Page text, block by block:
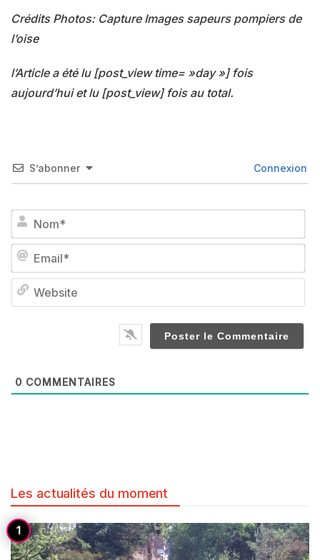
Crédits Photos: Capture Images sapeurs pompiers de
l’oise
l’Article a été lu [post_view time= »day »] fois
aujourd’hui et lu [post_view] fois au total.
S’abonner Connexion
0 COMMENTAIRES
Les actualités du moment